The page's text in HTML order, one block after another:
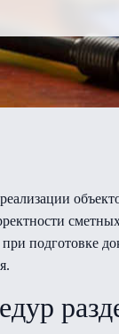
при подготовке